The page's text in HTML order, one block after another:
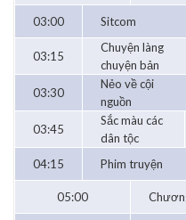
03:00 Sitcom
03:15
Chuyện làng
chuyện bản
03:30
Nẻo về cội
nguồn
03:45
Sắc màu các
dân tộc
04:15 Phim truyện
05:00